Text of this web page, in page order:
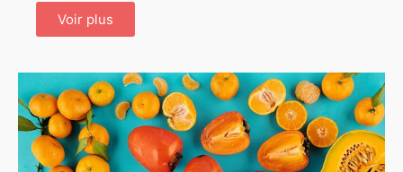
Voir plus